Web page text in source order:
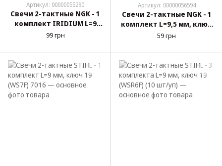
Артикул: 00000055290
Свечи 2-тактные NGK - 1
комплект IRIDIUM L=9
мм, ключ 19 (L6TCI)
99 грн
Артикул: 00000056594
Свечи 2-тактные NGK - 1
комплект L=9,5 мм, ключ
19 (BPM6A) 5266
59 грн